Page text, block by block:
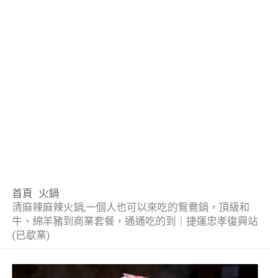
首頁
火鍋
清麻辣麻辣火鍋,一個人也可以來吃的鴛鴦鍋，頂級和
牛、綿羊豬到商業套餐，通通吃的到｜捷運忠孝復興站
(已歇業)